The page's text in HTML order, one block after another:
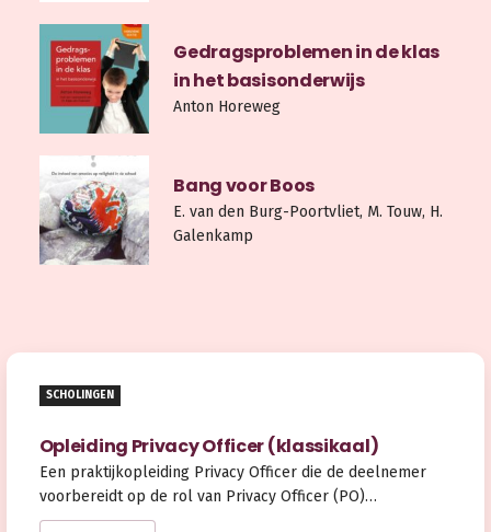
Gedragsproblemen in de klas
in het basisonderwijs
Anton Horeweg
Bang voor Boos
E. van den Burg-Poortvliet, M. Touw, H.
Galenkamp
SCHOLINGEN
Opleiding Privacy Officer (klassikaal)
Een praktijkopleiding Privacy Officer die de deelnemer
voorbereidt op de rol van Privacy Officer (PO)…